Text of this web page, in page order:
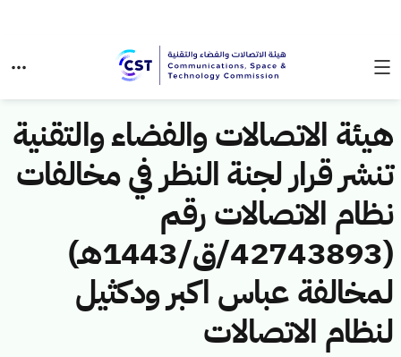
هيئة الاتصالات والفضاء والتقنية
تنشر قرار لجنة النظر في مخالفات
نظام الاتصالات رقم
(42743893/ق/1443هـ)
لمخالفة عباس اكبر ودكثيل
لنظام الاتصالات